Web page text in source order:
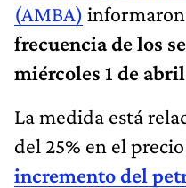
(AMBA)
frecuencia de los
miércoles 1 de
La medida está
del 25% en el
incremento del